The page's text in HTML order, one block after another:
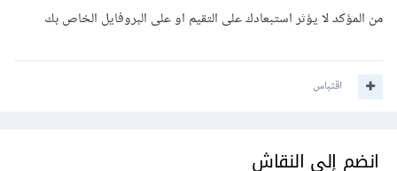
من المؤكد لا يؤثر استبعادك على التقيم او على البروفايل الخاص بك
اقتباس
انضم إلى النقاش